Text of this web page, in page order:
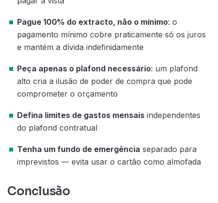
Pague 100% do extracto, não o mínimo: o
pagamento mínimo cobre praticamente só os juros
e mantém a dívida indefinidamente
Peça apenas o plafond necessário: um plafond
alto cria a ilusão de poder de compra que pode
comprometer o orçamento
Defina limites de gastos mensais independentes
do plafond contratual
Tenha um fundo de emergência separado para
imprevistos — evita usar o cartão como almofada
Conclusão